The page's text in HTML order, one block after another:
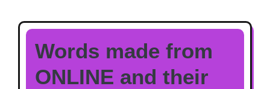
Words made from
ONLINE and their